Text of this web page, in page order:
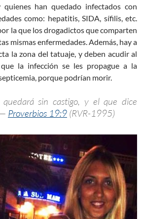
quienes han quedado infectados con
como: hepatitis, SIDA, sífilis, etc.
la que los drogadictos que comparten
mismas enfermedades. Además, hay a
la zona del tatuaje, y deben acudir al
la infección se les propague a la
porque podrían morir.
quedará sin castigo, y el que dice
Proverbios 19:9 (RVR-1995)